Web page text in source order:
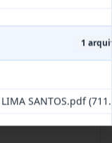
Ver detalhes
...
1
SANTOS.pdf